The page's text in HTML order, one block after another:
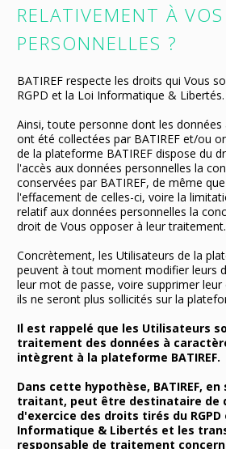
RELATIVEMENT À
PERSONNELLES ?
BATIREF respecte les droits qui Vous
RGPD et la Loi Informatique & Libertés.
Ainsi, toute personne dont les
ont été collectées par BATIREF et/ou
de la plateforme BATIREF dispose du
l'accès aux données personnelles la
conservées par BATIREF, de même
l'effacement de celles-ci, voire la
relatif aux données personnelles la
droit de Vous opposer à leur traitement.
Concrètement, les Utilisateurs de la
peuvent à tout moment modifier leurs
leur mot de passe, voire supprimer
ils ne seront plus sollicités sur la
Il est rappelé que les Utilisateurs
traitement des données à
intègrent à la plateforme BATIREF.
Dans cette hypothèse, BATIREF,
traitant, peut être destinataire de
d'exercice des droits tirés du
Informatique & Libertés et les
responsable de traitement